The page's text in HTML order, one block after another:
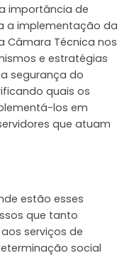
importância de
a implementação da
Câmara Técnica nos
e estratégias
segurança do
quais os
los em
que atuam
estão esses
que tanto
serviços de
social